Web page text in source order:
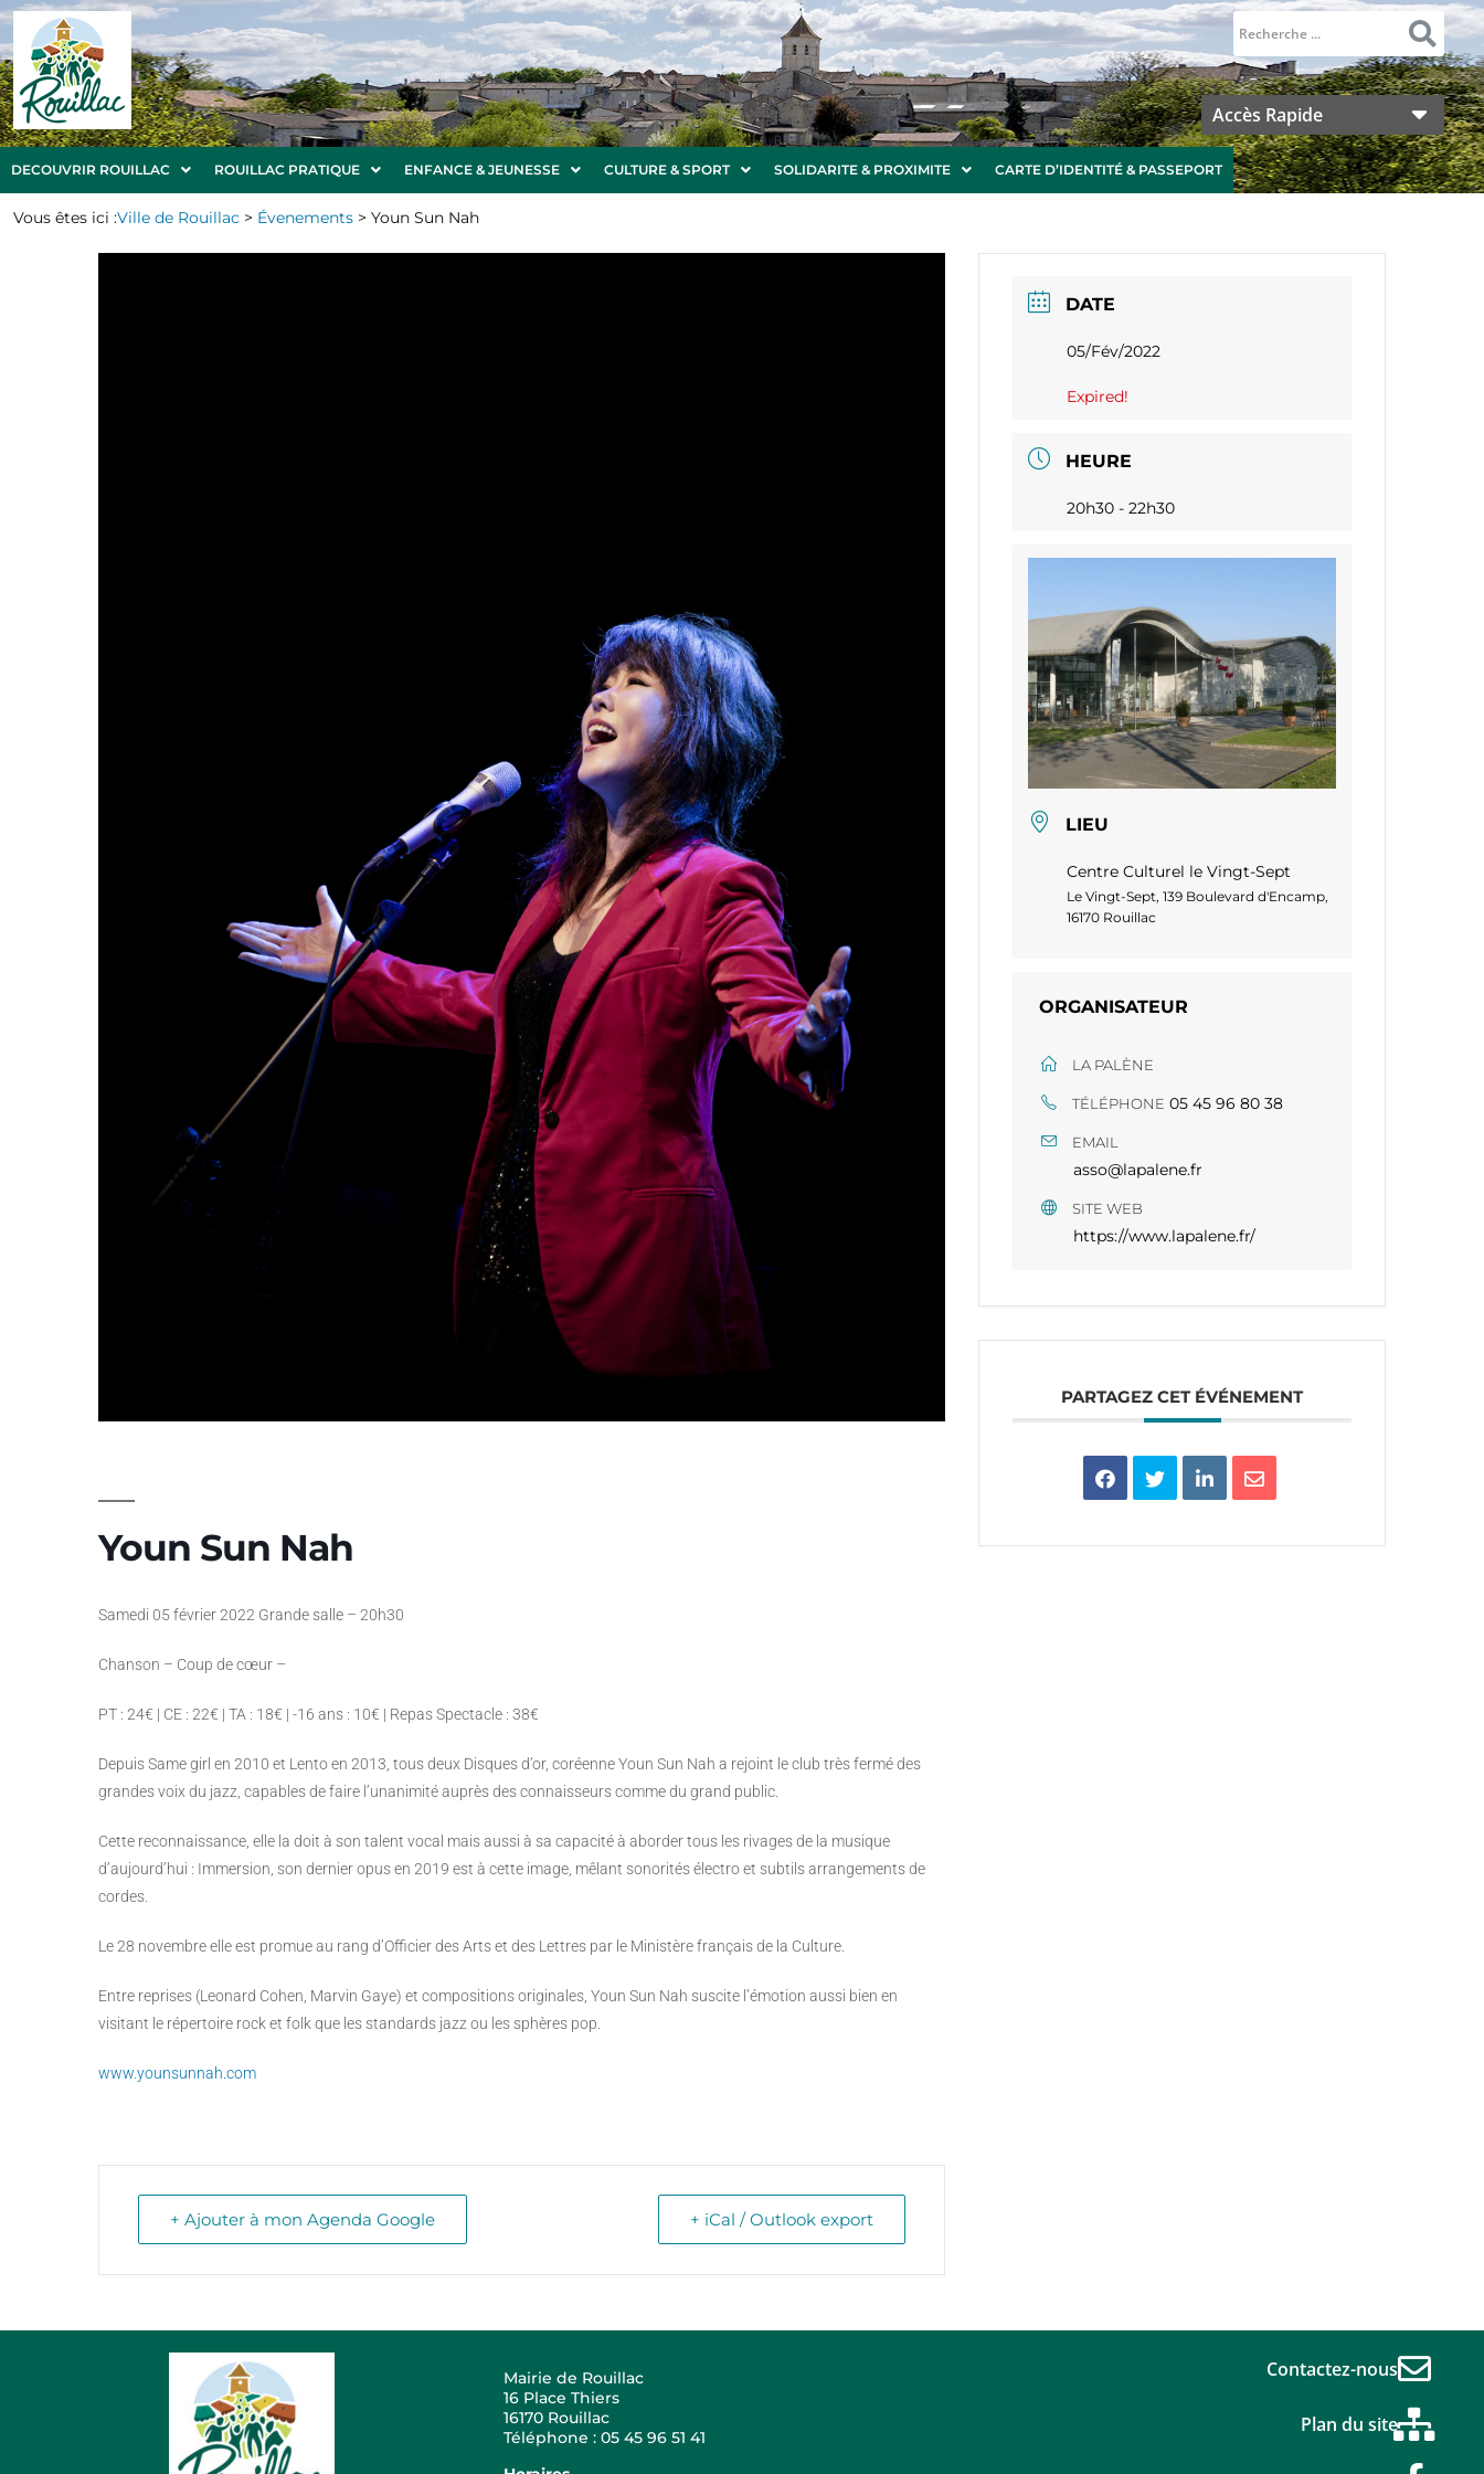
Accès Rapide
DECOUVRIR ROUILLAC ROUILLAC PRATIQUE ENFANCE & JEUNESSE CULTURE & SPORT SOLIDARITE & PROXIMITE CARTE D’IDENTITÉ & PASSEPORT
Vous êtes ici :Ville de Rouillac > Évenements > Youn Sun Nah
Youn Sun Nah
Samedi 05 février 2022 Grande salle – 20h30
Chanson – Coup de cœur –
PT : 24€ | CE : 22€ | TA : 18€ | -16 ans : 10€ | Repas Spectacle : 38€
Depuis Same girl en 2010 et Lento en 2013, tous deux Disques d’or, coréenne Youn Sun Nah a rejoint le club très fermé des
grandes voix du jazz, capables de faire l’unanimité auprès des connaisseurs comme du grand public.
Cette reconnaissance, elle la doit à son talent vocal mais aussi à sa capacité à aborder tous les rivages de la musique
d’aujourd’hui : Immersion, son dernier opus en 2019 est à cette image, mêlant sonorités électro et subtils arrangements de
cordes.
Le 28 novembre elle est promue au rang d’Officier des Arts et des Lettres par le Ministère français de la Culture.
Entre reprises (Leonard Cohen, Marvin Gaye) et compositions originales, Youn Sun Nah suscite l’émotion aussi bien en
visitant le répertoire rock et folk que les standards jazz ou les sphères pop.
www.younsunnah.com
+ Ajouter à mon Agenda Google + iCal / Outlook export
DATE
05/Fév/2022
Expired!
HEURE
20h30 - 22h30
LIEU
Centre Culturel le Vingt-Sept
Le Vingt-Sept, 139 Boulevard d'Encamp,
16170 Rouillac
ORGANISATEUR
LA PALÈNE
TÉLÉPHONE 05 45 96 80 38​​
EMAIL
asso@lapalene.fr
SITE WEB
https://www.lapalene.fr/
PARTAGEZ CET ÉVÉNEMENT
Mairie de Rouillac
16 Place Thiers
16170 Rouillac
Téléphone : 05 45 96 51 41
Contactez-nous
Plan du site